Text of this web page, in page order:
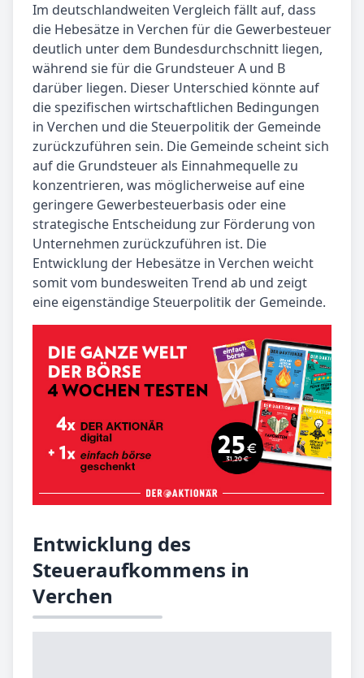
Im deutschlandweiten Vergleich fällt auf, dass
die Hebesätze in Verchen für die Gewerbesteuer
deutlich unter dem Bundesdurchschnitt liegen,
während sie für die Grundsteuer A und B
darüber liegen. Dieser Unterschied könnte auf
die spezifischen wirtschaftlichen Bedingungen
in Verchen und die Steuerpolitik der Gemeinde
zurückzuführen sein. Die Gemeinde scheint sich
auf die Grundsteuer als Einnahmequelle zu
konzentrieren, was möglicherweise auf eine
geringere Gewerbesteuerbasis oder eine
strategische Entscheidung zur Förderung von
Unternehmen zurückzuführen ist. Die
Entwicklung der Hebesätze in Verchen weicht
somit vom bundesweiten Trend ab und zeigt
eine eigenständige Steuerpolitik der Gemeinde.
Entwicklung des
Steueraufkommens in
Verchen